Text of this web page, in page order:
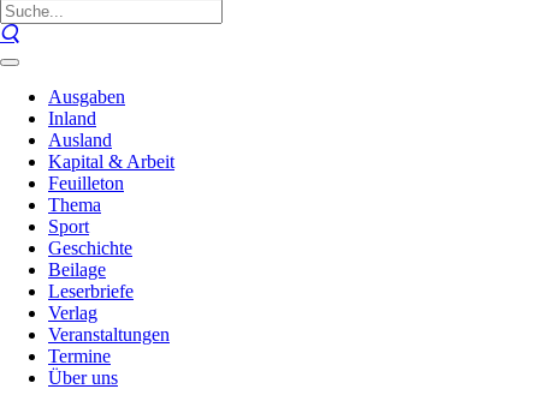
Ausgaben
Inland
Ausland
Kapital & Arbeit
Feuilleton
Thema
Sport
Geschichte
Beilage
Leserbriefe
Verlag
Veranstaltungen
Termine
Über uns